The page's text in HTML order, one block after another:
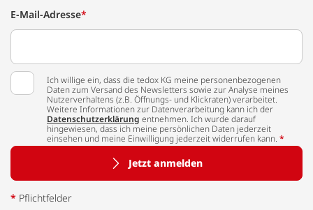
E-Mail-Adresse*
Ich willige ein, dass die tedox KG meine personenbezogenen
Daten zum Versand des Newsletters sowie zur Analyse meines
Nutzerverhaltens (z.B. Öffnungs- und Klickraten) verarbeitet.
Weitere Informationen zur Datenverarbeitung kann ich der
Datenschutzerklärung entnehmen. Ich wurde darauf
hingewiesen, dass ich meine persönlichen Daten jederzeit
einsehen und meine Einwilligung jederzeit widerrufen kann. *
Jetzt anmelden
* Pflichtfelder